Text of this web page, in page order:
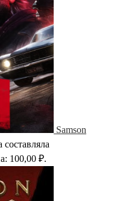
Samson
100,00 ₽.